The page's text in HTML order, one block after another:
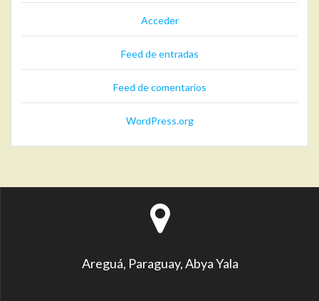
Acceder
Feed de entradas
Feed de comentarios
WordPress.org
Areguá, Paraguay, Abya Yala